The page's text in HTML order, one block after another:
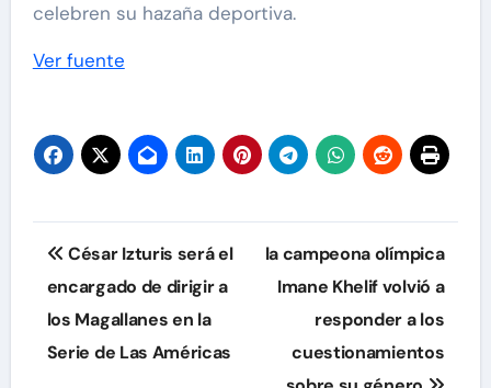
celebren su hazaña deportiva.
Ver fuente
Navegación
de
entradas
César Izturis será el
encargado de dirigir a
los Magallanes en la
Serie de Las Américas
la campeona olímpica
Imane Khelif volvió a
responder a los
cuestionamientos